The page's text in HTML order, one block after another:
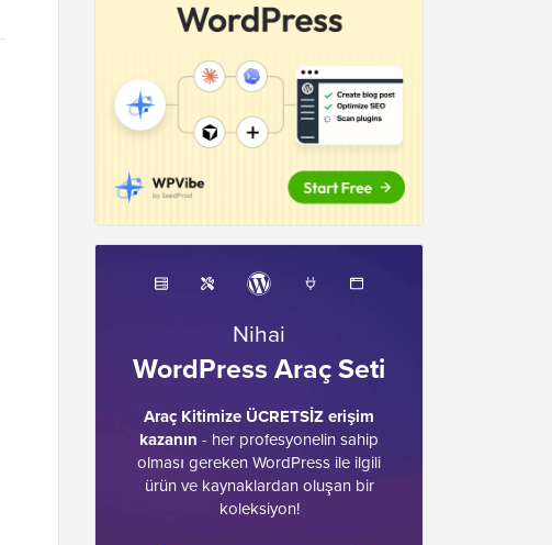
Nihai
WordPress Araç Seti
Araç Kitimize ÜCRETSİZ erişim
kazanın - her profesyonelin sahip
olması gereken WordPress ile ilgili
ürün ve kaynaklardan oluşan bir
koleksiyon!